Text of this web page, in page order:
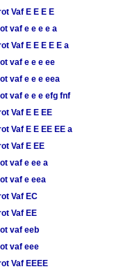
Vaf E E E E
vaf e e e e a
Vaf E E E E E a
vaf e e e ee
vaf e e e eea
vaf e e e efg fnf
Vaf E E EE
Vaf E E EE EE a
Vaf E EE
vaf e ee a
vaf e eea
Vaf EC
Vaf EE
vaf eeb
vaf eee
Vaf EEEE